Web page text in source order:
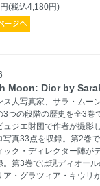
(税込4,180円)
Moon: Dior by
ス人写真家、サラ・ムー
3つの段階の歴史を全3
ュジエ財団で作者が撮影
写真33点を収録。第2巻
ック・ディレクター陣が
。第3巻では現ディオー
ア・グラツィア・キウリ